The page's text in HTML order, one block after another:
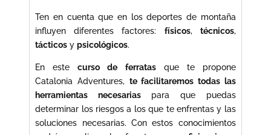
Ten en cuenta que en los deportes de montaña
influyen diferentes factores: físicos, técnicos,
tácticos ypsicológicos.
En estecurso de ferratasque te propone
Catalonia Adventures, te facilitaremos todas las
herramientas necesariaspara que puedas
determinar los riesgos a los que te enfrentas y las
soluciones necesarias. Con estos conocimientos